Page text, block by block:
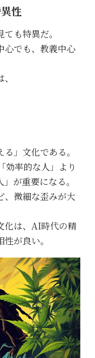
性
も特異だ。
心でも、教義中心
」文化である。
効率的な人」より
が重要になる。
、微細な歪みが大
化は、AI時代の精
が良い。